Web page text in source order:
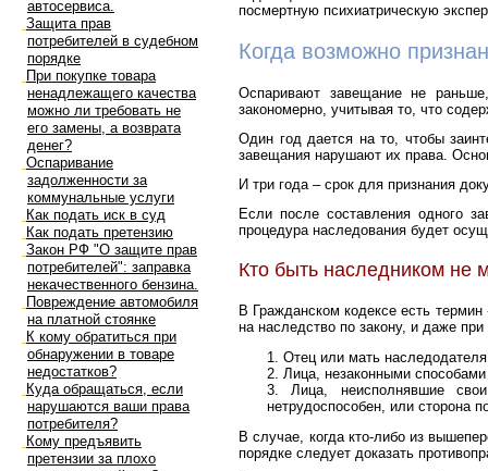
автосервиса.
Защита прав
потребителей в судебном
порядке
При покупке товара
ненадлежащего качества
можно ли требовать не
его замены, а возврата
денег?
Оспаривание
задолженности за
коммунальные услуги
Как подать иск в суд
Как подать претензию
Закон РФ "О защите прав
потребителей": заправка
некачественного бензина.
Повреждение автомобиля
на платной стоянке
К кому обратиться при
обнаружении в товаре
недостатков?
Куда обращаться, если
нарушаются ваши права
потребителя?
Кому предъявить
претензии за плохо
посмертную психиатрическую
Когда возможно
Оспаривают завещание не
закономерно, учитывая то, что
Один год дается на то, чтобы
завещания нарушают их права.
И три года – срок для признания
Если после составления одного
процедура наследования будет
Кто быть наследником не
В Гражданском кодексе есть
на наследство по закону, и даже
Отец или мать
Лица, незаконными
Лица, неисполнявшие
нетрудоспособен, или сторона
В случае, когда кто-либо из
порядке следует доказать